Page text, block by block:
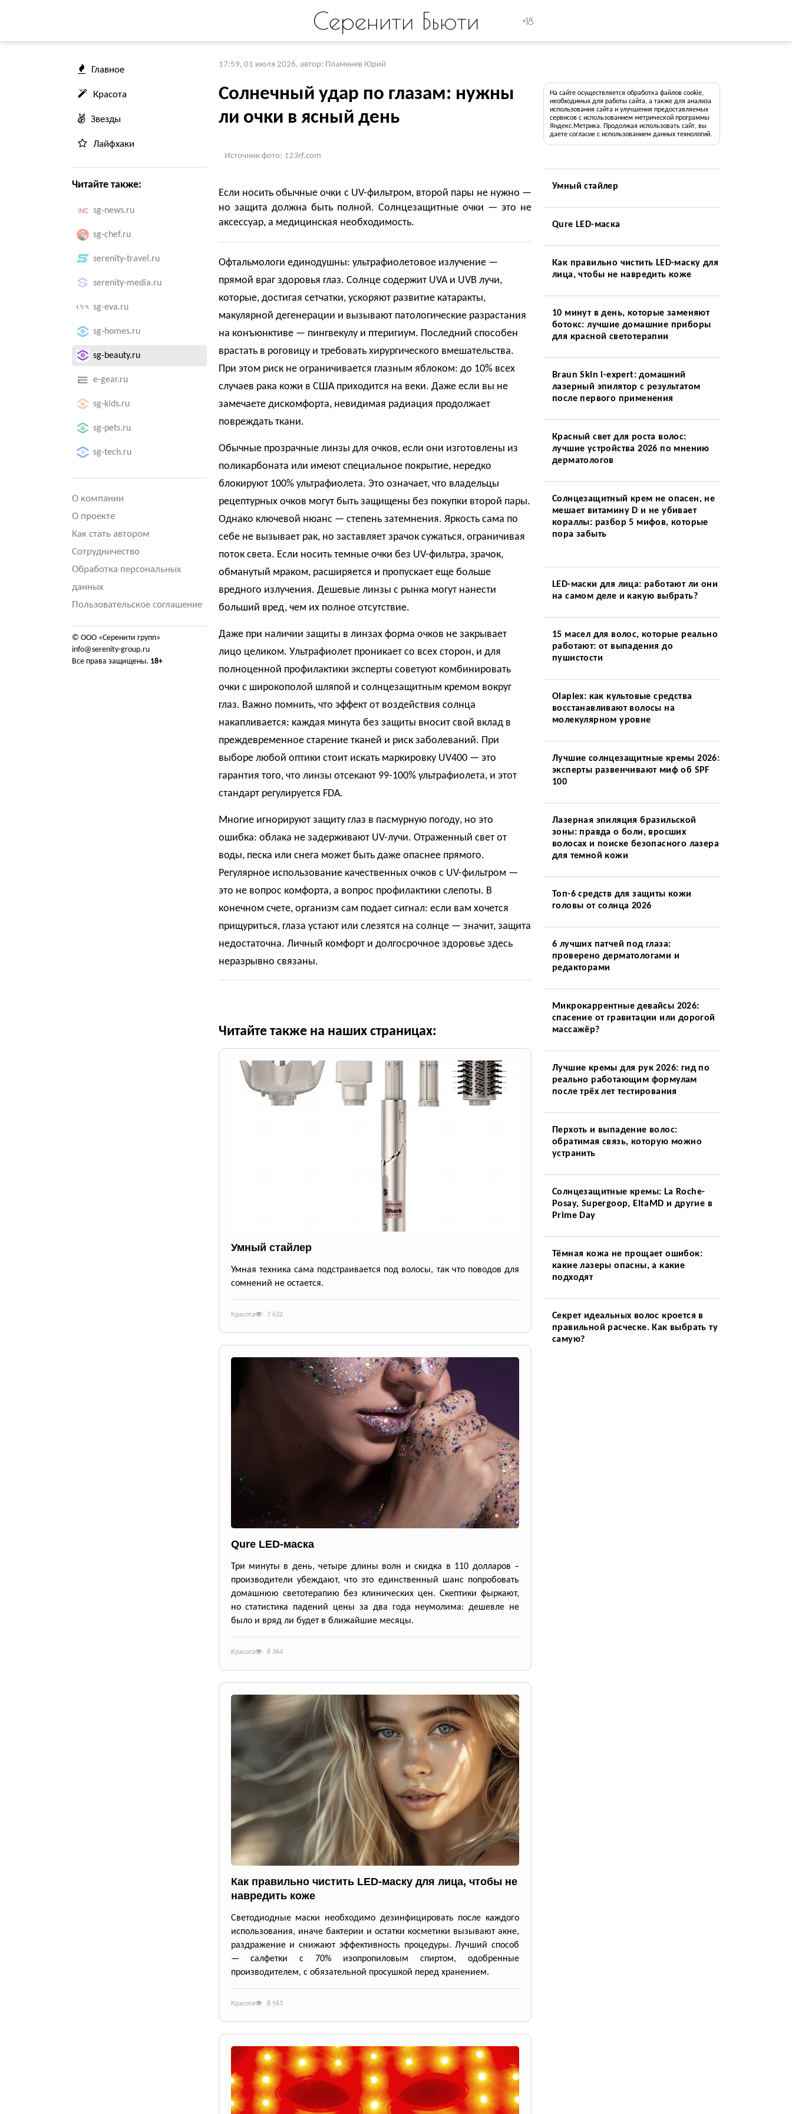
Серенити Бьюти +18
Главное
Красота
Звезды
Лайфхаки
Читайте также:
sg-news.ru
sg-chef.ru
serenity-travel.ru
serenity-media.ru
sg-eva.ru
sg-homes.ru
sg-beauty.ru
e-gear.ru
sg-kids.ru
sg-pets.ru
sg-tech.ru
О компании
О проекте
Как стать автором
Сотрудничество
Обработка персональных
данных
Пользовательское соглашение
© ООО «Серенити групп»
info@serenity-group.ru
Все права защищены. 18+
17:59, 01 июля 2026, автор: Пламенев Юрий
Солнечный удар по глазам: нужны
ли очки в ясный день
Источник фото: 123rf.com
Если носить обычные очки с UV-фильтром, второй пары не нужно —
но защита должна быть полной. Солнцезащитные очки — это не
аксессуар, а медицинская необходимость.
Офтальмологи единодушны: ультрафиолетовое излучение —
прямой враг здоровья глаз. Солнце содержит UVA и UVB лучи,
которые, достигая сетчатки, ускоряют развитие катаракты,
макулярной дегенерации и вызывают патологические разрастания
на конъюнктиве — пингвекулу и птеригиум. Последний способен
врастать в роговицу и требовать хирургического вмешательства.
При этом риск не ограничивается глазным яблоком: до 10% всех
случаев рака кожи в США приходится на веки. Даже если вы не
замечаете дискомфорта, невидимая радиация продолжает
повреждать ткани.
Обычные прозрачные линзы для очков, если они изготовлены из
поликарбоната или имеют специальное покрытие, нередко
блокируют 100% ультрафиолета. Это означает, что владельцы
рецептурных очков могут быть защищены без покупки второй пары.
Однако ключевой нюанс — степень затемнения. Яркость сама по
себе не вызывает рак, но заставляет зрачок сужаться, ограничивая
поток света. Если носить темные очки без UV-фильтра, зрачок,
обманутый мраком, расширяется и пропускает еще больше
вредного излучения. Дешевые линзы с рынка могут нанести
больший вред, чем их полное отсутствие.
Даже при наличии защиты в линзах форма очков не закрывает
лицо целиком. Ультрафиолет проникает со всех сторон, и для
полноценной профилактики эксперты советуют комбинировать
очки с широкополой шляпой и солнцезащитным кремом вокруг
глаз. Важно помнить, что эффект от воздействия солнца
накапливается: каждая минута без защиты вносит свой вклад в
преждевременное старение тканей и риск заболеваний. При
выборе любой оптики стоит искать маркировку UV400 — это
гарантия того, что линзы отсекают 99-100% ультрафиолета, и этот
стандарт регулируется FDA.
Многие игнорируют защиту глаз в пасмурную погоду, но это
ошибка: облака не задерживают UV-лучи. Отраженный свет от
воды, песка или снега может быть даже опаснее прямого.
Регулярное использование качественных очков с UV-фильтром —
это не вопрос комфорта, а вопрос профилактики слепоты. В
конечном счете, организм сам подает сигнал: если вам хочется
прищуриться, глаза устают или слезятся на солнце — значит, защита
недостаточна. Личный комфорт и долгосрочное здоровье здесь
неразрывно связаны.
Читайте также на наших страницах:
Умный стайлер
Умная техника сама подстраивается под волосы, так что поводов для
сомнений не остается.
Красота 7 632
Qure LED-маска
Три минуты в день, четыре длины волн и скидка в 110 долларов –
производители убеждают, что это единственный шанс попробовать
домашнюю светотерапию без клинических цен. Скептики фыркают,
но статистика падений цены за два года неумолима: дешевле не
было и вряд ли будет в ближайшие месяцы.
Красота 8 364
Как правильно чистить LED-маску для лица, чтобы не
навредить коже
Светодиодные маски необходимо дезинфицировать после каждого
использования, иначе бактерии и остатки косметики вызывают акне,
раздражение и снижают эффективность процедуры. Лучший способ
— салфетки с 70% изопропиловым спиртом, одобренные
производителем, с обязательной просушкой перед хранением.
Красота 8 563
На сайте осуществляется обработка файлов cookie,
необходимых для работы сайта, а также для анализа
использования сайта и улучшения предоставляемых
сервисов с использованием метрической программы
Яндекс.Метрика. Продолжая использовать сайт, вы
даете согласие с использованием данных технологий.
Умный стайлер
Qure LED-маска
Как правильно чистить LED-маску для
лица, чтобы не навредить коже
10 минут в день, которые заменяют
ботокс: лучшие домашние приборы
для красной светотерапии
Braun Skin i-expert: домашний
лазерный эпилятор с результатом
после первого применения
Красный свет для роста волос:
лучшие устройства 2026 по мнению
дерматологов
Солнцезащитный крем не опасен, не
мешает витамину D и не убивает
кораллы: разбор 5 мифов, которые
пора забыть
LED-маски для лица: работают ли они
на самом деле и какую выбрать?
15 масел для волос, которые реально
работают: от выпадения до
пушистости
Olaplex: как культовые средства
восстанавливают волосы на
молекулярном уровне
Лучшие солнцезащитные кремы 2026:
эксперты развенчивают миф об SPF
100
Лазерная эпиляция бразильской
зоны: правда о боли, вросших
волосах и поиске безопасного лазера
для темной кожи
Топ-6 средств для защиты кожи
головы от солнца 2026
6 лучших патчей под глаза:
проверено дерматологами и
редакторами
Микрокаррентные девайсы 2026:
спасение от гравитации или дорогой
массажёр?
Лучшие кремы для рук 2026: гид по
реально работающим формулам
после трёх лет тестирования
Перхоть и выпадение волос:
обратимая связь, которую можно
устранить
Солнцезащитные кремы: La Roche-
Posay, Supergoop, EltaMD и другие в
Prime Day
Тёмная кожа не прощает ошибок:
какие лазеры опасны, а какие
подходят
Секрет идеальных волос кроется в
правильной расческе. Как выбрать ту
самую?